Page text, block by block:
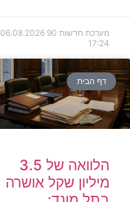
מערכת חדשות 90
06.08.2026
17:24
דף הבית
הלוואה של 3.5
מיליון שקל אושרה